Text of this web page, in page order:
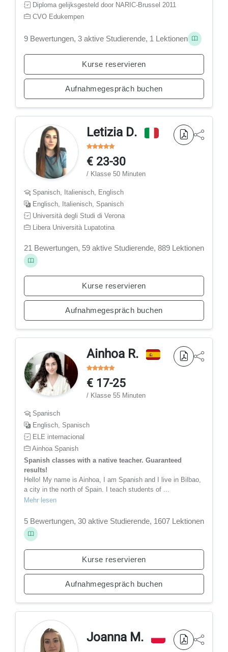
Diploma gelijksgesteld door NARIC-Brussel 2011
CVO Edukempen
9 Bewertungen, 3 aktive Studierende, 1 Lektionen
Kurse reservieren
Aufnahmegespräch buchen
Letizia D.
€ 23-30
/ Klasse 50 Minuten
Spanisch, Italienisch, Englisch
Englisch, Italienisch, Spanisch
Università degli Studi di Verona
Libera Università Lupatotina
21 Bewertungen, 59 aktive Studierende, 889 Lektionen
Kurse reservieren
Aufnahmegespräch buchen
Ainhoa R.
€ 17-25
/ Klasse 55 Minuten
Spanisch
Englisch, Spanisch
ELE internacional
Ainhoa Spanish
Spanish classes with a native teacher. Guaranteed
results!
Hello! My name is Ainhoa, I am Spanish and I live in Bilbao,
a city in the north of Spain. I teach students of ...
Mehr lesen
5 Bewertungen, 30 aktive Studierende, 1607 Lektionen
Kurse reservieren
Aufnahmegespräch buchen
Joanna M.